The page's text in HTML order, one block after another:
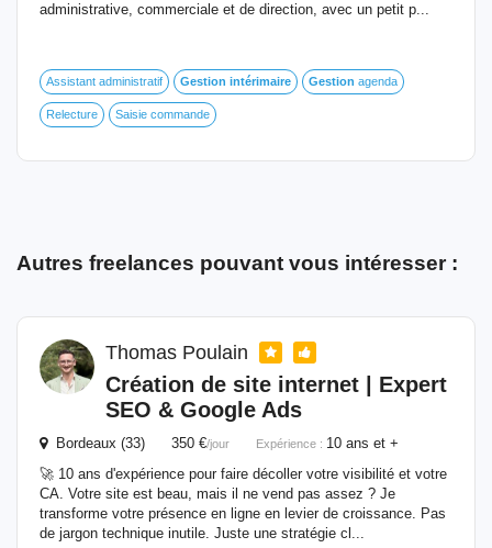
administrative, commerciale et de direction, avec un petit p...
Assistant administratif Gestion intérimaire Gestion agenda
Relecture Saisie commande
Autres freelances pouvant vous intéresser :
Thomas Poulain
Création de site internet | Expert
SEO & Google Ads
Bordeaux (33) 350 €/jour Expérience : 10 ans et +
🚀 10 ans d'expérience pour faire décoller votre visibilité et votre
CA. Votre site est beau, mais il ne vend pas assez ? Je
transforme votre présence en ligne en levier de croissance. Pas
de jargon technique inutile. Juste une stratégie cl...